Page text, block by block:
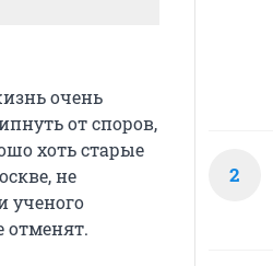
очень
от споров,
хоть старые
не
ученого
отменят.
2